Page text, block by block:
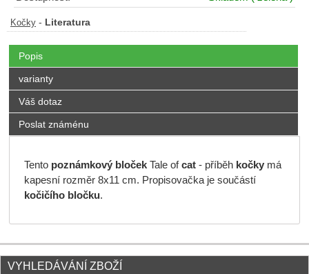
Kočky - Literatura
Popis
varianty
Váš dotaz
Poslat známénu
Tento poznámkový bločekTale ofcat- příběh kočkymá
kapesní rozměr 8x11 cm. Propisovačka je součástí
kočičího bločku.
VYHLEDÁVÁNÍ ZBOŽÍ